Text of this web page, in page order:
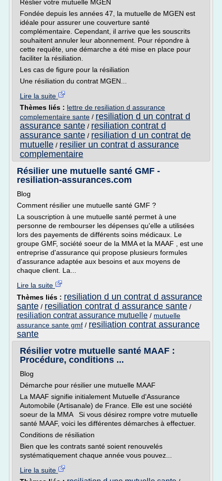
Réslier votre mutuelle MGEN
Fondée depuis les années 47, la mutuelle de MGEN est
idéale pour assurer une couverture santé
complémentaire. Cependant, il arrive que les souscrits
souhaitent annuler leur abonnement. Pour répondre à
cette requête, une démarche a été mise en place pour
faciliter la résiliation.
Les cas de figure pour la résiliation
Une résiliation du contrat MGEN...
Lire la suite
Thèmes liés : lettre de resiliation d assurance
complementaire sante / resiliation d un contrat d
assurance sante / resiliation contrat d
assurance sante / resiliation d un contrat de
mutuelle / resilier un contrat d assurance
complementaire
Résilier une mutuelle santé GMF -
resiliation-assurances.com
Blog
Comment résilier une mutuelle santé GMF ?
La souscription à une mutuelle santé permet à une
personne de rembourser les dépenses qu'elle a utilisées
lors des payements de différents soins médicaux. Le
groupe GMF, société soeur de la MMA et la MAAF , est une
entreprise d'assurance qui propose plusieurs formules
d'assurance adaptée aux besoins et aux moyens de
chaque client. La...
Lire la suite
Thèmes liés : resiliation d un contrat d assurance
sante / resiliation contrat d assurance sante /
resiliation contrat assurance mutuelle / mutuelle
assurance sante gmf / resiliation contrat assurance
sante
Résilier votre mutuelle santé MAAF :
Procédure, conditions ...
Blog
Démarche pour résilier une mutuelle MAAF
La MAAF signifie initialement Mutuelle d'Assurance
Automobile (Artisanale) de France. Elle est une société
soeur de la MMA Si vous désirez rompre votre mutuelle
santé MAAF, voici les différentes démarches à effectuer.
Conditions de résiliation
Bien que les contrats santé soient renouvelés
systématiquement chaque année vous pouvez...
Lire la suite